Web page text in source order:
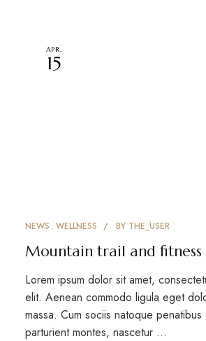
APR.
15
NEWS WELLNESS BY THE_USER
Mountain trail and fitness
Lorem ipsum dolor sit amet,
elit. Aenean commodo ligula eget
massa. Cum sociis natoque penatibus
parturient montes, nascetur …